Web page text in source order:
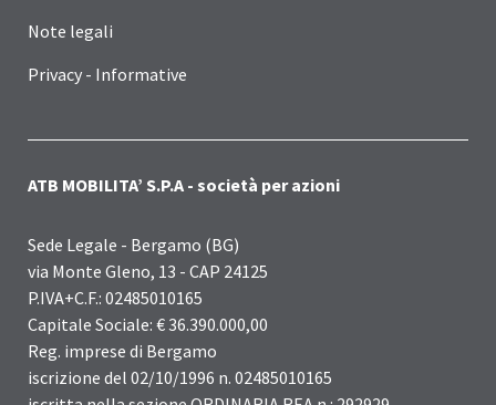
Note legali
Privacy - Informative
ATB MOBILITA’ S.P.A - società per azioni
Sede Legale - Bergamo (BG)
via Monte Gleno, 13 - CAP 24125
P.IVA+C.F.: 02485010165
Capitale Sociale: € 36.390.000,00
Reg. imprese di Bergamo
iscrizione del 02/10/1996 n. 02485010165